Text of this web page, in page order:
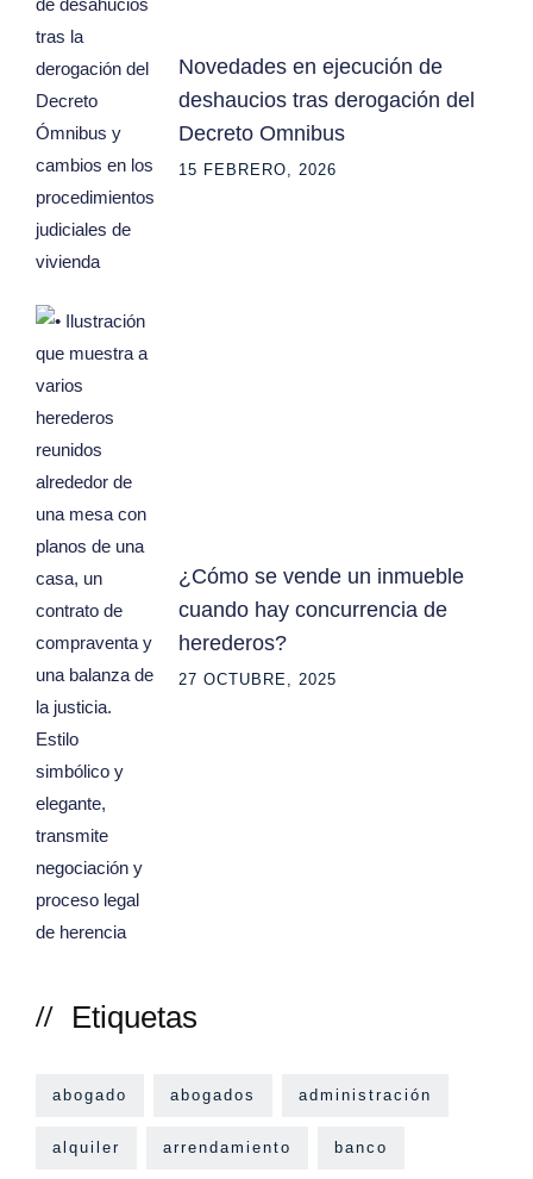
Novedades en ejecución de
deshaucios tras derogación del
Decreto Omnibus
15 FEBRERO, 2026
¿Cómo se vende un inmueble
cuando hay concurrencia de
herederos?
27 OCTUBRE, 2025
Etiquetas
abogado abogados administración
alquiler arrendamiento banco